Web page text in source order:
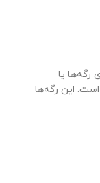
یا
این رگه‌ها